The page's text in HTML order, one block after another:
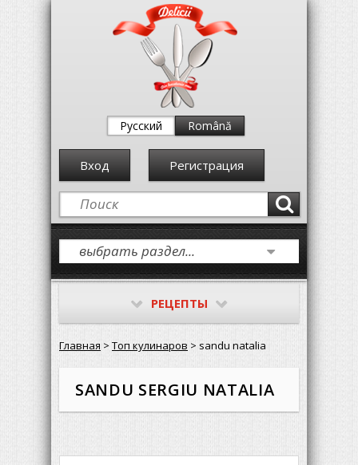
Русский Română
Вход Регистрация
РЕЦЕПТЫ
Главная > Топ кулинаров > sandu natalia
SANDU SERGIU NATALIA